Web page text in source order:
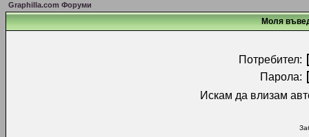
Graphilla.com Форуми
Моля
Потребител:
Парола:
Искам да влизам